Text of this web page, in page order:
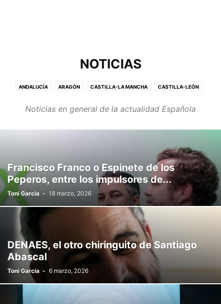
NOTICIAS
ANDALUCÍA ARAGÓN CASTILLA-LA MANCHA CASTILLA-LEÓN
GALICIA MADRID MURCIA NAVARRA POLÍTICA
Noticias en general de la actualidad Española
Francisco Franco o Espinete de los
Peperos, entre los impulsores de...
Toni Garcia - 18 marzo, 2026
DENAES, el otro chiringuito de Santiago
Abascal
Toni Garcia - 6 marzo, 2026